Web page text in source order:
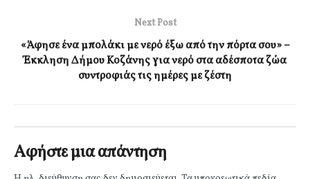
Next Post
«Άφησε ένα μπολάκι με νερό έξω από την πόρτα σου» –
Έκκληση Δήμου Κοζάνης για νερό στα αδέσποτα ζώα
συντροφιάς τις ημέρες με ζέστη
Αφήστε μια απάντηση